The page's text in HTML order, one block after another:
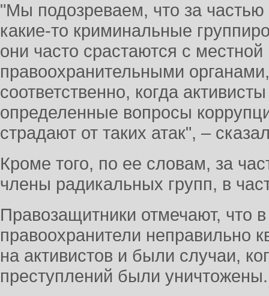
"Мы подозреваем, что за частью
какие-то криминальные
они часто срастаются с
правоохранительными
соответственно, когда
определенные вопросы
страдают от таких атак", –
Кроме того, по ее словам, за
члены радикальных групп, в
Правозащитники отмечают, что
правоохранители неправильно
на активистов и были случаи,
преступлений были уничтожены.